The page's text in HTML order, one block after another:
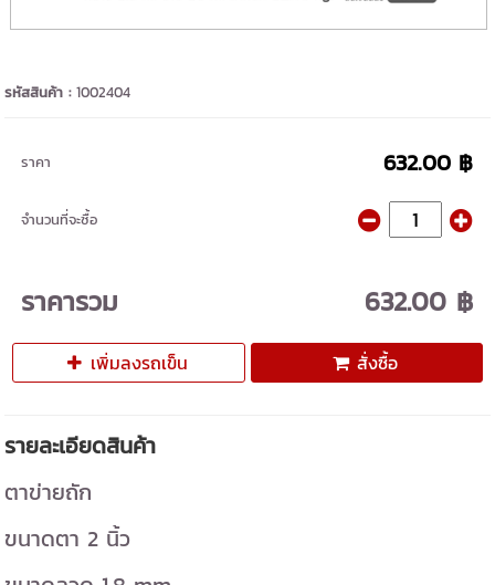
รหัสสินค้า :1002404
ราคา 632.00 ฿
จำนวนที่จะซื้อ
ราคารวม 632.00 ฿
เพิ่มลงรถเข็น สั่งซื้อ
รายละเอียดสินค้า
ตาข่ายถัก
ขนาดตา 2 นิ้ว